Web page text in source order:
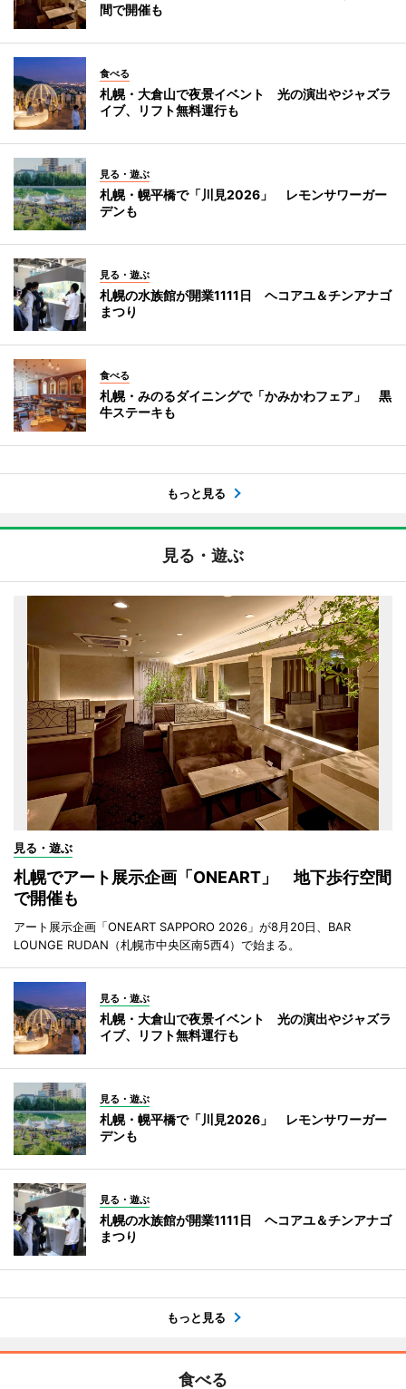
間で開催も
食べる
札幌・大倉山で夜景イベント 光の演出やジャズラ
イブ、リフト無料運行も
見る・遊ぶ
札幌・幌平橋で「川見2026」 レモンサワーガー
デンも
見る・遊ぶ
札幌の水族館が開業1111日 ヘコアユ＆チンアナゴ
まつり
食べる
札幌・みのるダイニングで「かみかわフェア」 黒
牛ステーキも
もっと見る
見る・遊ぶ
見る・遊ぶ
札幌でアート展示企画「ONEART」 地下歩行空間
で開催も
アート展示企画「ONEART SAPPORO 2026」が8月20日、BAR
LOUNGE RUDAN（札幌市中央区南5西4）で始まる。
見る・遊ぶ
札幌・大倉山で夜景イベント 光の演出やジャズラ
イブ、リフト無料運行も
見る・遊ぶ
札幌・幌平橋で「川見2026」 レモンサワーガー
デンも
見る・遊ぶ
札幌の水族館が開業1111日 ヘコアユ＆チンアナゴ
まつり
もっと見る
食べる